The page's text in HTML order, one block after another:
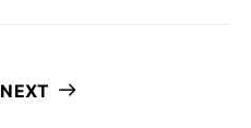
Stronicowanie
NEXT